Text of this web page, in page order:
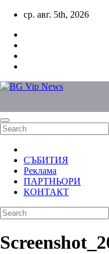
Skip
content
ср. авг. 5th, 2026
СЪБИТИЯ
Реклама
ПАРТНЬОРИ
КОНТАКТ